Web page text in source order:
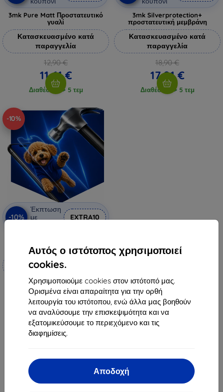
Αυτός ο ιστότοπος χρησιμοποιεί
cookies.
Χρησιμοποιούμε cookies στον ιστότοπό μας.
Ορισμένα είναι απαραίτητα για την ορθή
λειτουργία του ιστότοπου, ενώ άλλα μας βοηθούν
να αναλύσουμε την επισκεψιμότητα και να
εξατομικεύσουμε το περιεχόμενο και τις
διαφημίσεις.
Αποδοχή
3mk Pure Matt Προστατευτικό
γυαλί
Κατασκευασμένο κατά
παραγγελία
12,90 €
11,61 €
Διαθέσιμο > 5 τεμ
3mk Silverprotection+
προστατευτική μεμβράνη
Κατασκευασμένο κατά
παραγγελία
18,90 €
17,01 €
Διαθέσιμο > 5 τεμ
-10%
-10%
Έκπτωση
με
EXTRA10
μεμβράνη
Κατασκευασμένο κατά
παραγγελία
19,90 €
17,92 €
Διαθέσιμο 4 τεμ
1